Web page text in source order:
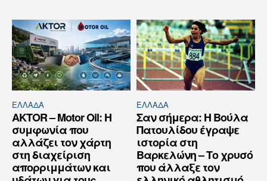
ΕΛΛΆΔΑ
AKTOR – Motor Oil: Η
συμφωνία που
αλλάζει τον χάρτη
στη διαχείριση
απορριμμάτων και
ΕΛΛΆΔΑ
Σαν σήμερα: Η Βούλα
Πατουλίδου έγραψε
ιστορία στη
Βαρκελώνη – Το χρυσό
που άλλαξε τον